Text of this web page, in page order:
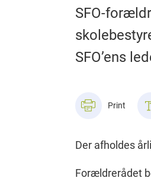
SFO-
SFO’ens
Print
Der afholdes
Forældrerådet